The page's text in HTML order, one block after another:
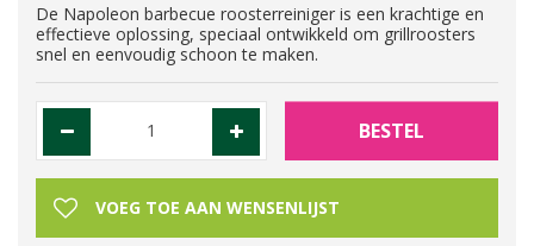
De Napoleon barbecue roosterreiniger is een krachtige en
effectieve oplossing, speciaal ontwikkeld om grillroosters
snel en eenvoudig schoon te maken.